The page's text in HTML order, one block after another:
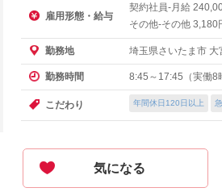
雇用形態・給与
契約社員-月給
その他-その他 3,180
勤務地 埼玉県さいたま市 大
勤務時間 8:45～17:45（実働
こだわり 年間休日120日以上
気になる